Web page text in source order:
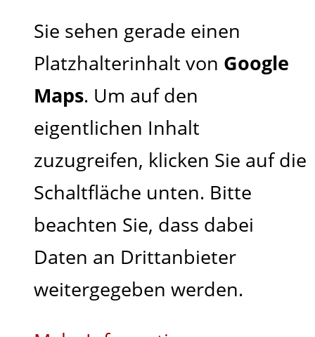
Sie sehen gerade einen
Platzhalterinhalt von Google
Maps. Um auf den
eigentlichen Inhalt
zuzugreifen, klicken Sie auf die
Schaltfläche unten. Bitte
beachten Sie, dass dabei
Daten an Drittanbieter
weitergegeben werden.